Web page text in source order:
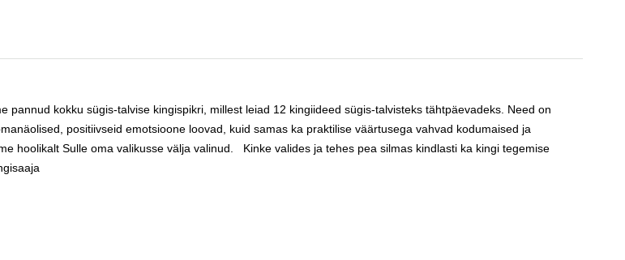
pannud kokku sügis-talvise kingispikri, millest leiad 12 kingiideed sügis-talvisteks tähtpäevadeks. Need on
positiivseid emotsioone loovad, kuid samas ka praktilise väärtusega vahvad kodumaised ja
hoolikalt Sulle oma valikusse välja valinud. Kinke valides ja tehes pea silmas kindlasti ka kingi tegemise